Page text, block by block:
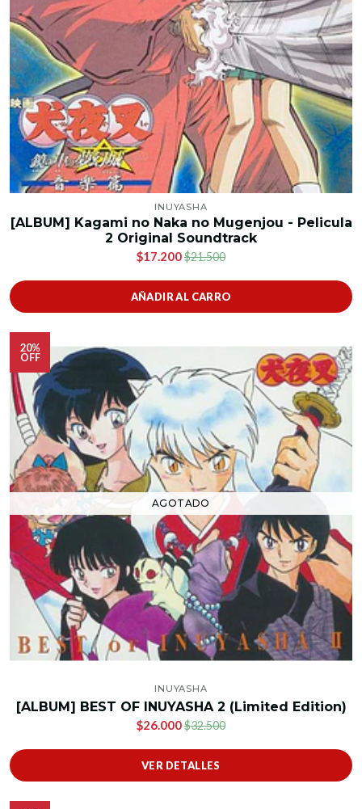
INUYASHA
[ALBUM] Kagami no Naka no Mugenjou - Pelicula
2 Original Soundtrack
$17.200$21.500
AÑADIR AL CARRO
20%
OFF
AGOTADO
INUYASHA
[ALBUM] BEST OF INUYASHA 2 (Limited Edition)
$26.000$32.500
VER DETALLES